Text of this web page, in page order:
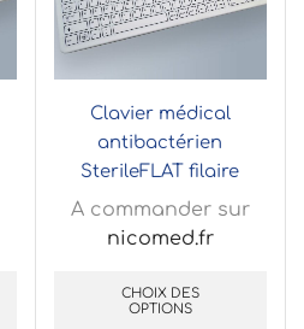
Clavier médical
antibactérien
SterileFLAT filaire
A commander sur
nicomed.fr
CHOIX DES
OPTIONS